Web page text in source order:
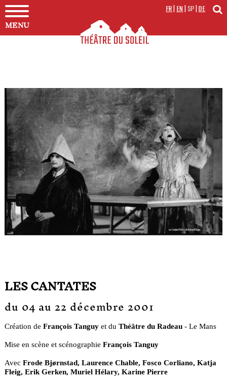
MENU
FR|EN|SP|DE
LES CANTATES
du 04 au 22 décembre 2001
Création de François Tanguyet du Théâtre du Radeau- Le Mans
Mise en scène et scénographie François Tanguy
Avec Frode Bjørnstad, Laurence Chable, Fosco Corliano, Katja
Fleig, Erik Gerken, Muriel Hélary, Karine Pierre